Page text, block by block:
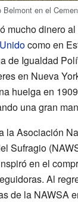
Belmont en el
mucho dinero
como en
de Igualdad
en Nueva
huelga en
una gran
la Asociación
Sufragio
en el
Al
de la NAWSA